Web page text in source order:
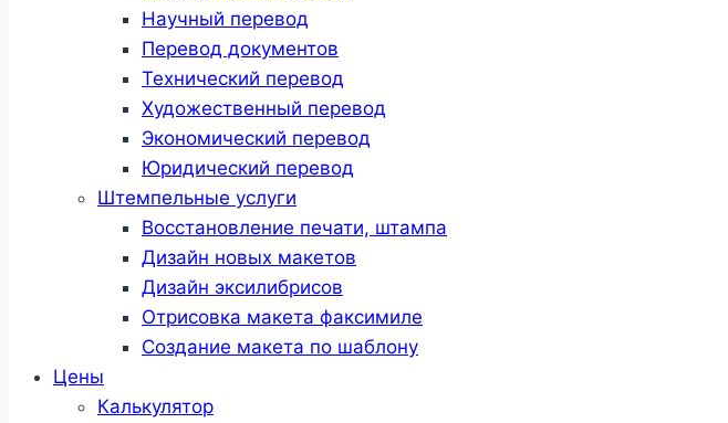
Научный перевод
Перевод документов
Технический перевод
Художественный перевод
Экономический перевод
Юридический перевод
Штемпельные услуги
Восстановление печати, штампа
Дизайн новых макетов
Дизайн эксилибрисов
Отрисовка макета факсимиле
Создание макета по шаблону
Цены
Калькулятор